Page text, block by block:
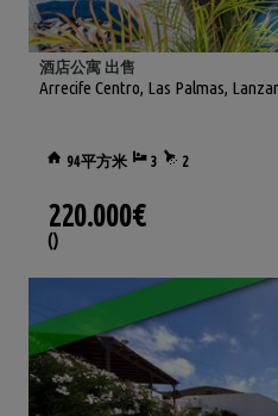
Arrecife Centro, Las Palmas,
酒店公寓 出售
94平方米 3 2
220.000€
()